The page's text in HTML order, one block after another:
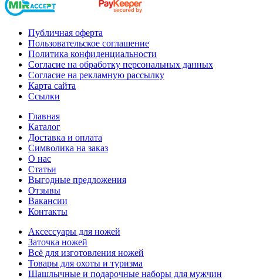
Публичная оферта
Пользовательское соглашение
Политика конфиденциальности
Согласие на обработку персональных данных
Согласие на рекламную рассылку
Карта сайта
Ссылки
Главная
Каталог
Доставка и оплата
Символика на заказ
О нас
Статьи
Выгодные предложения
Отзывы
Вакансии
Контакты
Аксессуары для ножей
Заточка ножей
Всё для изготовления ножей
Товары для охоты и туризма
Шашлычные и подарочные наборы для мужчин